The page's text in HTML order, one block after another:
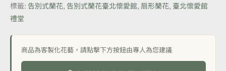
標籤: 告別式蘭花, 告別式蘭花臺北懷愛館, 扇形蘭花, 臺北懷愛館
禮堂
商品為客製化花藝，請點擊下方按鈕由專人為您建議